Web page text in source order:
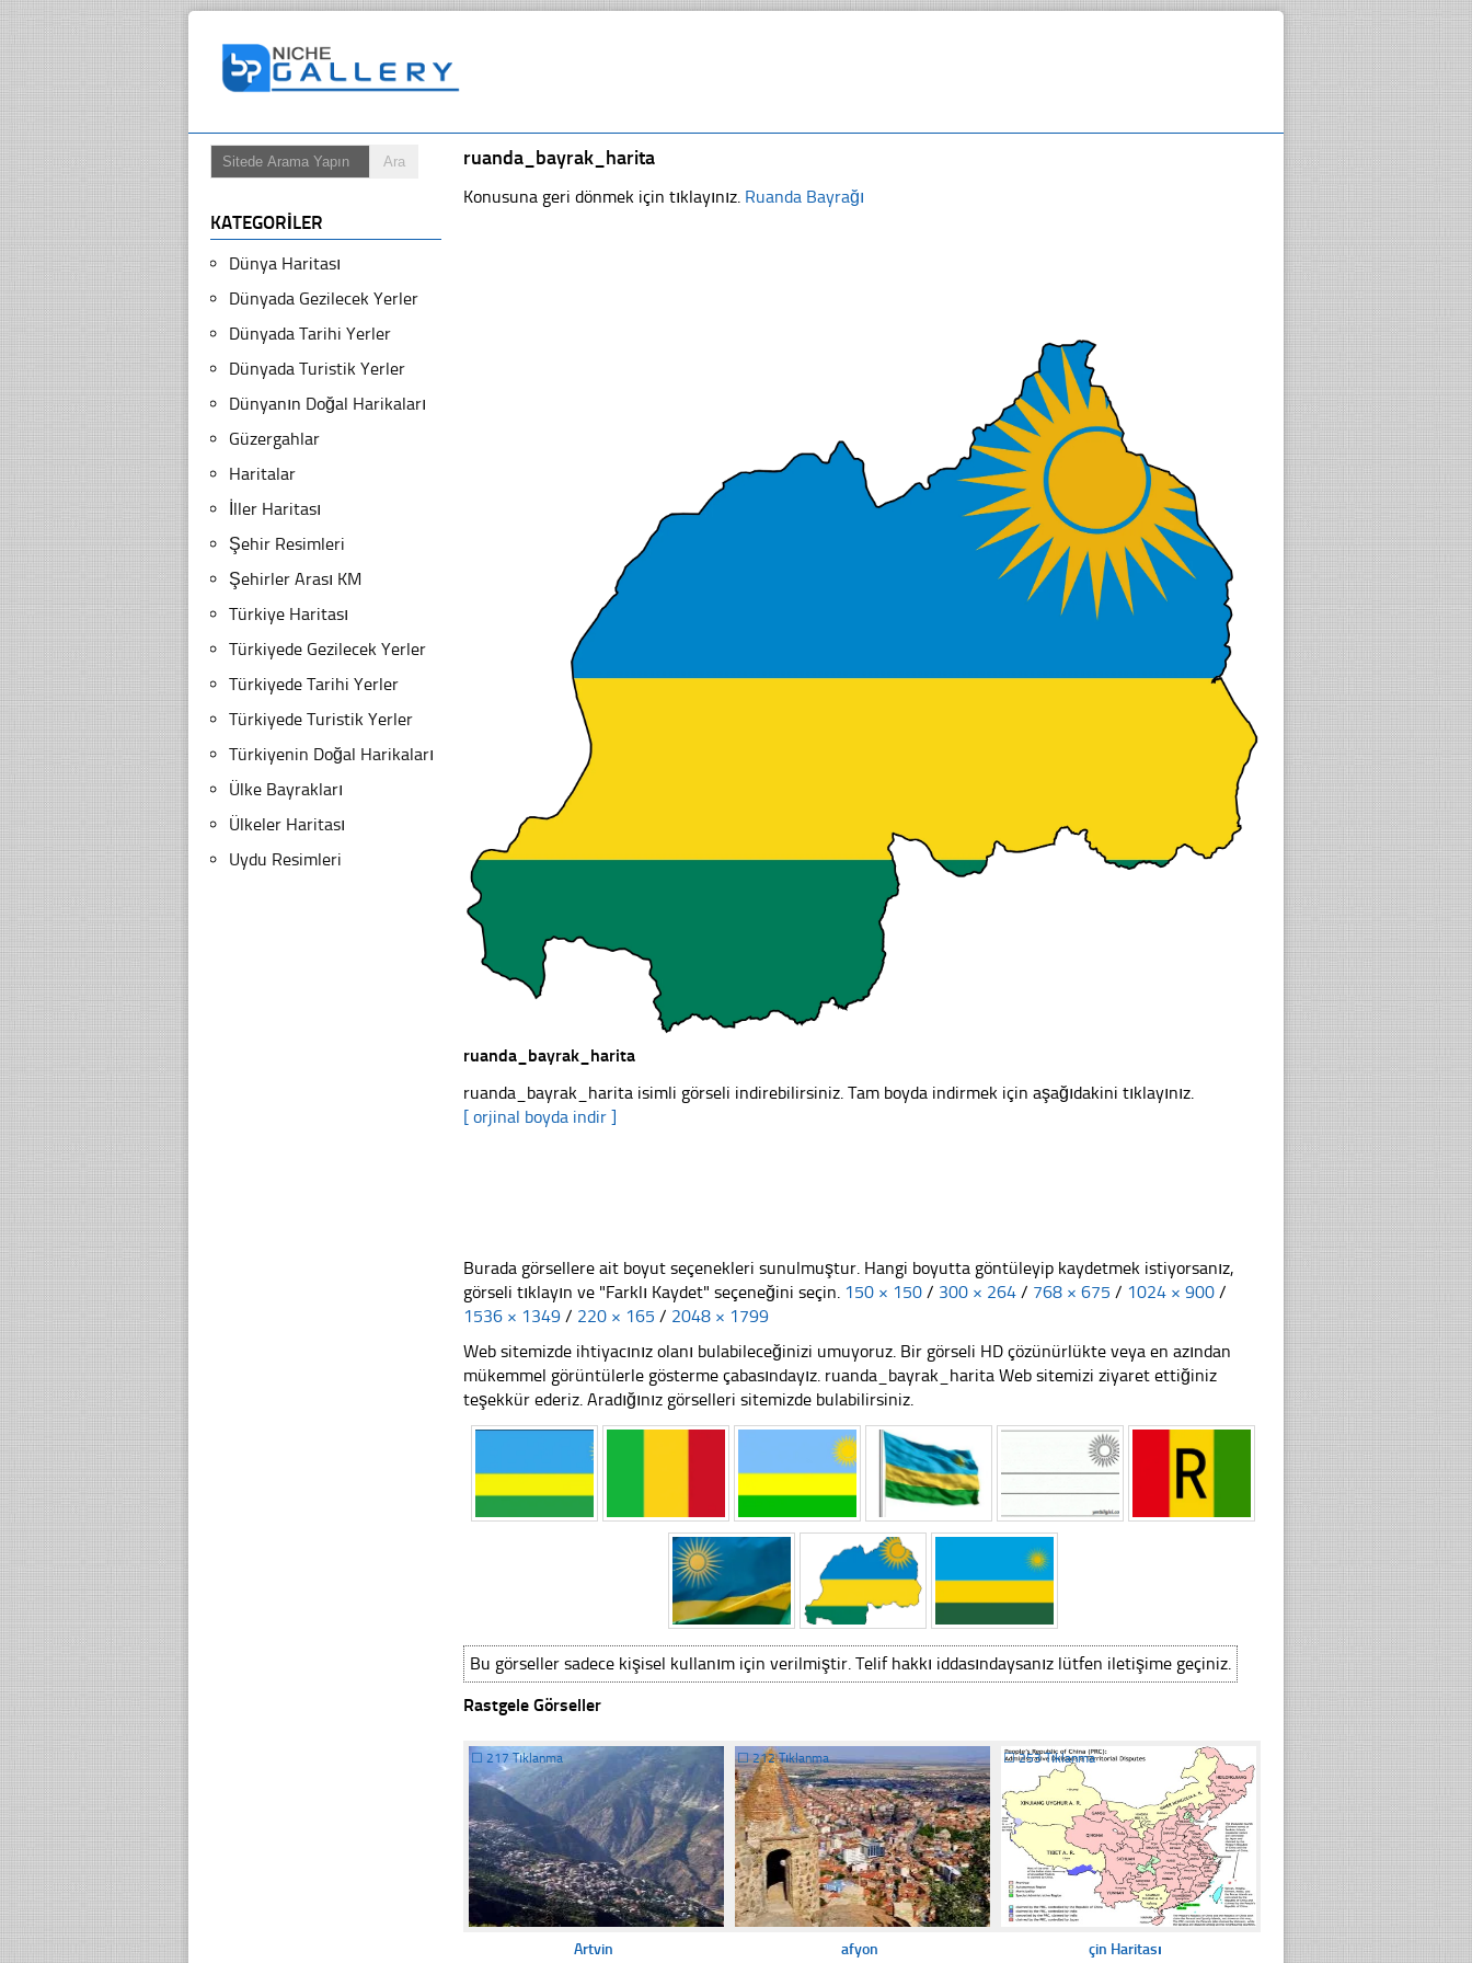
ruanda_bayrak_harita
Konusuna geri dönmek için tıklayınız. Ruanda Bayrağı
ruanda_bayrak_harita
ruanda_bayrak_harita isimli görseli indirebilirsiniz. Tam boyda indirmek için aşağıdakini tıklayınız.
[ orjinal boyda indir ]
Burada görsellere ait boyut seçenekleri sunulmuştur. Hangi boyutta göntüleyip kaydetmek istiyorsanız,
görseli tıklayın ve "Farklı Kaydet" seçeneğini seçin. 150 × 150 / 300 × 264 / 768 × 675 / 1024 × 900 /
1536 × 1349 / 220 × 165 / 2048 × 1799
Web sitemizde ihtiyacınız olanı bulabileceğinizi umuyoruz. Bir görseli HD çözünürlükte veya en azından
mükemmel görüntülerle gösterme çabasındayız. ruanda_bayrak_harita Web sitemizi ziyaret ettiğiniz
teşekkür ederiz. Aradığınız görselleri sitemizde bulabilirsiniz.
Bu görseller sadece kişisel kullanım için verilmiştir. Telif hakkı iddasındaysanız lütfen iletişime geçiniz.
Rastgele Görseller
☐217 Tıklanma
Artvin
☐212 Tıklanma
afyon
☐253 Tıklanma
çin Haritası
KATEGORILER
Dünya Haritası
Dünyada Gezilecek Yerler
Dünyada Tarihi Yerler
Dünyada Turistik Yerler
Dünyanın Doğal Harikaları
Güzergahlar
Haritalar
İller Haritası
Şehir Resimleri
Şehirler Arası KM
Türkiye Haritası
Türkiyede Gezilecek Yerler
Türkiyede Tarihi Yerler
Türkiyede Turistik Yerler
Türkiyenin Doğal Harikaları
Ülke Bayrakları
Ülkeler Haritası
Uydu Resimleri